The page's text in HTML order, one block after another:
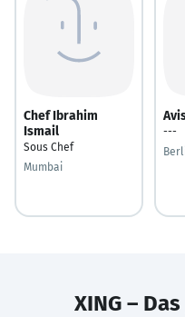
Chef Ibrahim
Ismail
Sous Chef
Mumbai
---
XING –